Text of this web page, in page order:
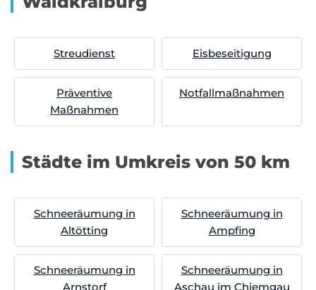
Streudienst Eisbeseitigung
Präventive
Maßnahmen
Notfallmaßnahmen
Städte im Umkreis von 50 km
Schneeräumung in
Altötting
Schneeräumung in
Ampfing
Schneeräumung in
Arnstorf
Schneeräumung in
Aschau im Chiemgau